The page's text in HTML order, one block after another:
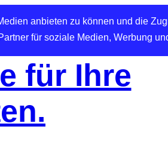
anbieten zu können und die
für soziale Medien, Werbung
für Ihre